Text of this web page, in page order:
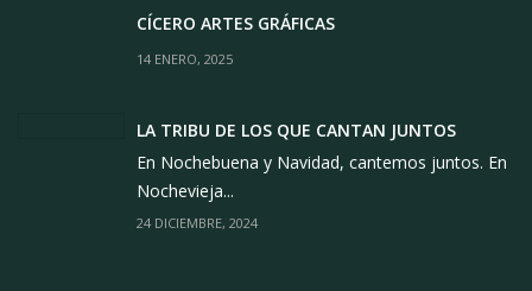
CÍCERO ARTES GRÁFICAS
14 ENERO, 2025
LA TRIBU DE LOS QUE CANTAN JUNTOS
En Nochebuena y Navidad, cantemos juntos. En
Nochevieja...
24 DICIEMBRE, 2024